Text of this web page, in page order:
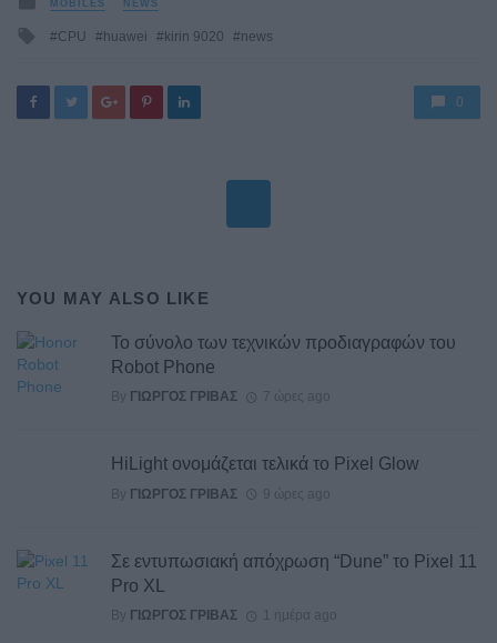
MOBILES NEWS
Tagged
CPU huawei kirin 9020 news
0
YOU MAY ALSO LIKE
Το σύνολο των τεχνικών προδιαγραφών του
Robot Phone
By ΓΙΏΡΓΟΣ ΓΡΊΒΑΣ 7 ώρες ago
HiLight ονομάζεται τελικά το Pixel Glow
By ΓΙΏΡΓΟΣ ΓΡΊΒΑΣ 9 ώρες ago
Σε εντυπωσιακή απόχρωση “Dune” το Pixel 11
Pro XL
By ΓΙΏΡΓΟΣ ΓΡΊΒΑΣ 1 ημέρα ago